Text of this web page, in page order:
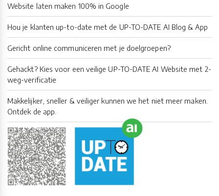
Website laten maken 100% in Google
Hou je klanten up-to-date met de UP-TO-DATE AI Blog & App
Gericht online communiceren met je doelgroepen?
Gehackt? Kies voor een veilige UP-TO-DATE AI Website met 2-
weg-verificatie
Makkelijker, sneller & veiliger kunnen we het niet meer maken.
Ontdek de app.